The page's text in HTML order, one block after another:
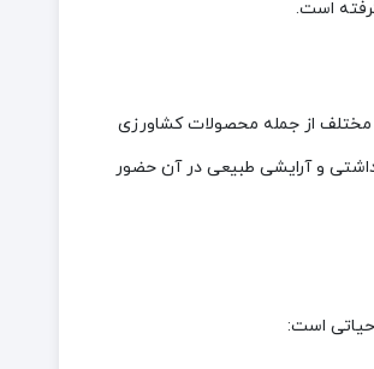
است.
از ۱۵۰ شرکت و برند معتبر در حوزه‌های مختلف از جمله محصولات کشاورزی
و آرایشی طبیعی در آن حضور
حیاتی است: